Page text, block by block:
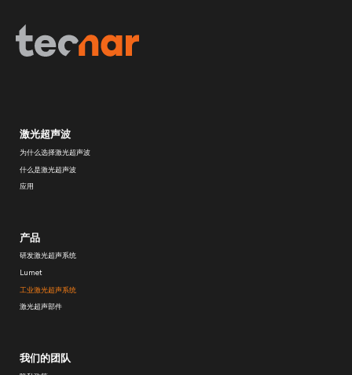
激光超声波
为什么选择激光超声波
什么是激光超声波
应用
产品
研发激光超声系统
Lumet
工业激光超声系统
激光超声部件
我们的团队